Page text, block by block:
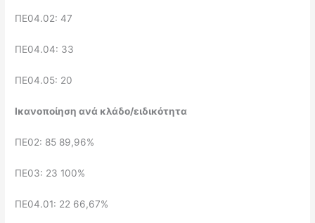
ΠΕ04.02: 47
ΠΕ04.04: 33
ΠΕ04.05: 20
Ικανοποίηση ανά κλάδο/ειδικότητα
ΠΕ02: 85 89,96%
ΠΕ03: 23 100%
ΠΕ04.01: 22 66,67%